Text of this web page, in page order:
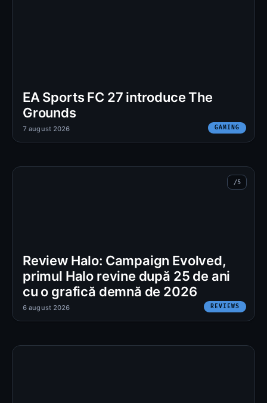
EA Sports FC 27 introduce The
Grounds
GAMING
7 august 2026
Review Halo: Campaign Evolved,
primul Halo revine după 25 de ani
cu o grafică demnă de 2026
REVIEWS
6 august 2026